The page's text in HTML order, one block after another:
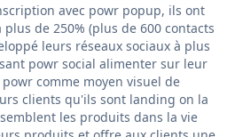
avec powr popup, ils ont
de 250% (plus de 600 contacts
leurs réseaux sociaux à plus
powr social alimenter sur leur
comme moyen visuel de
clients qu'ils sont landing on la
les produits dans la vie